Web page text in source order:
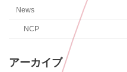
News
NCP
アーカイブ